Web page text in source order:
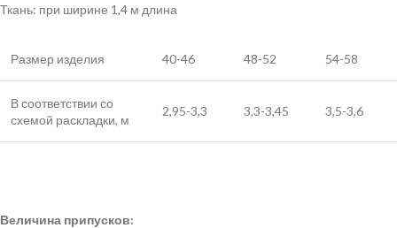
Ткань: при ширине 1,4 м длина
Размер изделия 40-46 48-52 54-58
В соответствии со
схемой раскладки, м
2,95-3,3 3,3-3,45 3,5-3,6
Величина припусков: